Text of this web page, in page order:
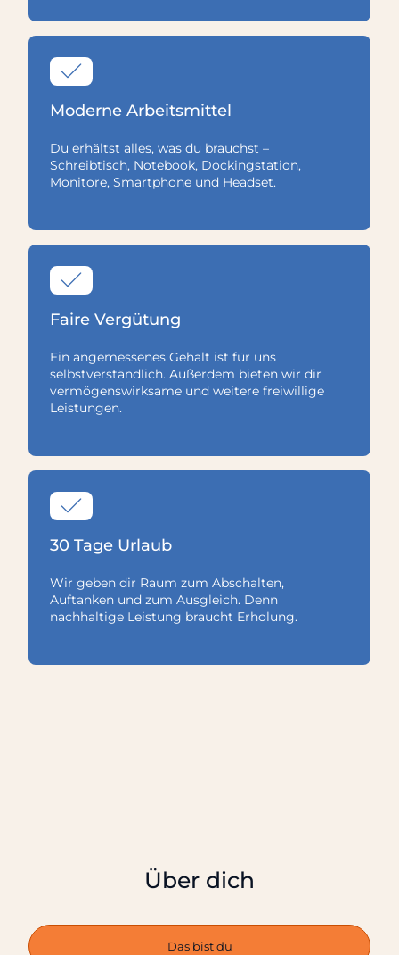
Moderne Arbeitsmittel
Du erhältst alles, was du brauchst –
Schreibtisch, Notebook, Dockingstation,
Monitore, Smartphone und Headset.
Faire Vergütung
Ein angemessenes Gehalt ist für uns
selbstverständlich. Außerdem bieten wir dir
vermögenswirksame und weitere freiwillige
Leistungen.
30 Tage Urlaub
Wir geben dir Raum zum Abschalten,
Auftanken und zum Ausgleich. Denn
nachhaltige Leistung braucht Erholung.
Über dich
Das bist du